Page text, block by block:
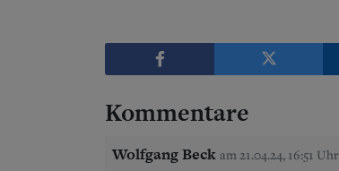
Kommentare
Wolfgang Beck am 21.04.24, 16:51 Uhr